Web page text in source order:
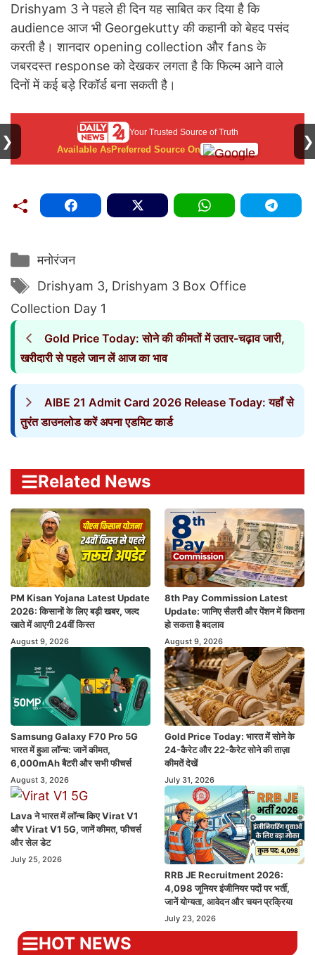
Drishyam 3 ने पहले ही दिन यह साबित कर दिया है कि
audience आज भी Georgekutty की कहानी को बेहद पसंद
करती है। शानदार opening collection और fans के
जबरदस्त response को देखकर लगता है कि फिल्म आने वाले
दिनों में कई बड़े रिकॉर्ड बना सकती है।
Your Trusted Source of Truth
Available AsPreferred Source On
Categories
मनोरंजन
Tags
Drishyam 3, Drishyam 3 Box Office
Collection Day 1
Gold Price Today: सोने की कीमतों में उतार-चढ़ाव जारी,
खरीदारी से पहले जान लें आज का भाव
AIBE 21 Admit Card 2026 Release Today: यहॉं से
तुरंत डाउनलोड करें अपना एडमिट कार्ड
Related News
PM Kisan Yojana Latest Update
2026: किसानों के लिए बड़ी खबर, जल्द
खाते में आएगी 24वीं किस्त
August 9, 2026
8th Pay Commission Latest
Update: जानिए सैलरी और पेंशन में कितना
हो सकता है बदलाव
August 9, 2026
Samsung Galaxy F70 Pro 5G
भारत में हुआ लॉन्च: जानें कीमत,
6,000mAh बैटरी और सभी फीचर्स
August 3, 2026
Gold Price Today: भारत में सोने के
24-कैरेट और 22-कैरेट सोने की ताज़ा
कीमतें देखें
July 31, 2026
Lava ने भारत में लॉन्च किए Virat V1
और Virat V1 5G, जानें कीमत, फीचर्स
और सेल डेट
July 25, 2026
RRB JE Recruitment 2026:
4,098 जूनियर इंजीनियर पदों पर भर्ती,
जानें योग्यता, आवेदन और चयन प्रक्रिया
July 23, 2026
HOT NEWS
❯ ❯